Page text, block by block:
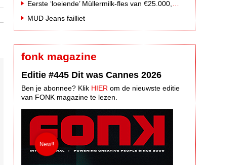
MUD Jeans failliet
fonk magazine
Editie #445 Dit was Cannes 2026
Ben je abonnee? Klik HIER om de nieuwste editie
van FONK magazine te lezen.